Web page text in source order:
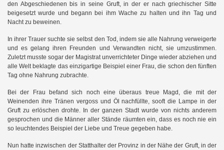
den Abgeschiedenen bis in seine Gruft, in der er nach griechischer Sitte
beigesetzt wurde und begann bei ihm Wache zu halten und ihn Tag und
Nacht zu beweinen.
In ihrer Trauer suchte sie selbst den Tod, indem sie alle Nahrung verweigerte
und es gelang ihren Freunden und Verwandten nicht, sie umzustimmen.
Zuletzt musste sogar der Magistrat unverrichteter Dinge wieder abziehen und
alle Welt beklagte das einzigartige Beispiel einer Frau, die schon den fünften
Tag ohne Nahrung zubrachte.
Bei der Frau befand sich noch eine überaus treue Magd, die mit der
Weinenden ihre Tränen vergoss und Öl nachfüllte, sooft die Lampe in der
Gruft zu erlöschen drohte. In der ganzen Stadt wurde von nichts anderem
gesprochen und die Männer aller Stände räumten ein, dass es noch nie ein
so leuchtendes Beispiel der Liebe und Treue gegeben habe.
Nun hatte inzwischen der Statthalter der Provinz in der Nähe der Gruft, in der